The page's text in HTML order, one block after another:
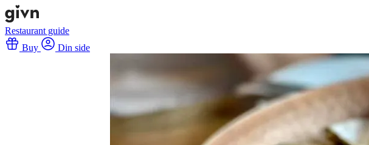
Restaurant guide
Buy
Din side